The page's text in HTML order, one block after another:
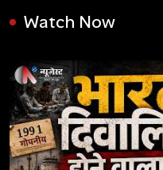
Watch Now